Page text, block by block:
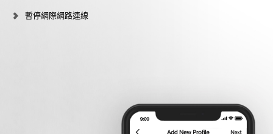
暫停網際網路連線